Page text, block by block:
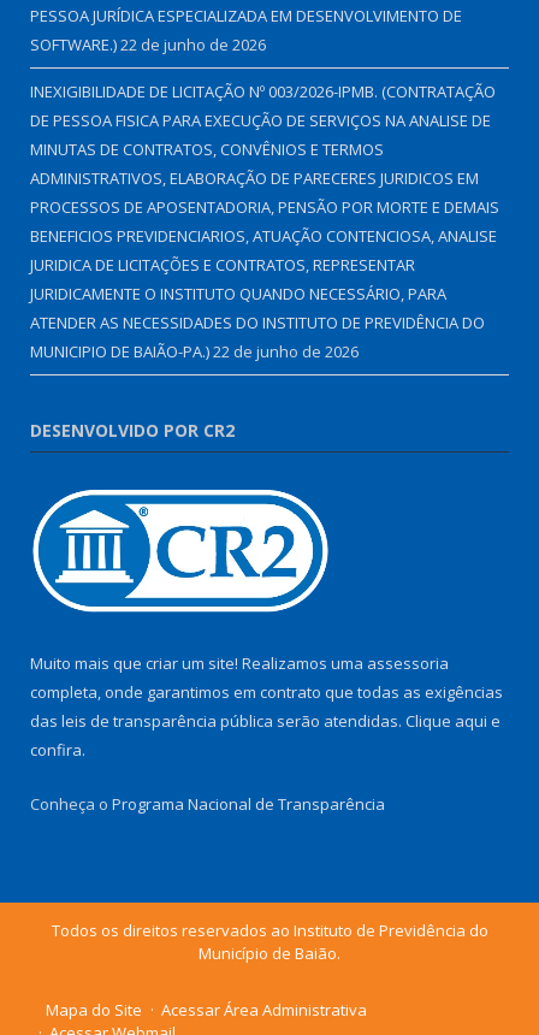
PESSOA JURÍDICA ESPECIALIZADA EM DESENVOLVIMENTO DE
SOFTWARE.)22 de junho de 2026
INEXIGIBILIDADE DE LICITAÇÃO Nº 003/2026-IPMB. (CONTRATAÇÃO
DE PESSOA FISICA PARA EXECUÇÃO DE SERVIÇOS NA ANALISE DE
MINUTAS DE CONTRATOS, CONVÊNIOS E TERMOS
ADMINISTRATIVOS, ELABORAÇÃO DE PARECERES JURIDICOS EM
PROCESSOS DE APOSENTADORIA, PENSÃO POR MORTE E DEMAIS
BENEFICIOS PREVIDENCIARIOS, ATUAÇÃO CONTENCIOSA, ANALISE
JURIDICA DE LICITAÇÕES E CONTRATOS, REPRESENTAR
JURIDICAMENTE O INSTITUTO QUANDO NECESSÁRIO, PARA
ATENDER AS NECESSIDADES DO INSTITUTO DE PREVIDÊNCIA DO
MUNICIPIO DE BAIÃO-PA.)22 de junho de 2026
DESENVOLVIDO POR CR2
Muito mais que criar um site! Realizamos uma assessoria
completa, onde garantimos em contrato que todas as exigências
das leis de transparência pública serão atendidas. Clique aqui e
confira.
Conheça o Programa Nacional de Transparência
Todos os direitos reservados ao Instituto de Previdência do
Município de Baião.
Mapa do Site
Acessar Área Administrativa